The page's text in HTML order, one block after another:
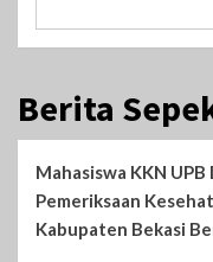
Berita
Mahasiswa KKN
Pemeriksaan
Kabupaten Bekasi